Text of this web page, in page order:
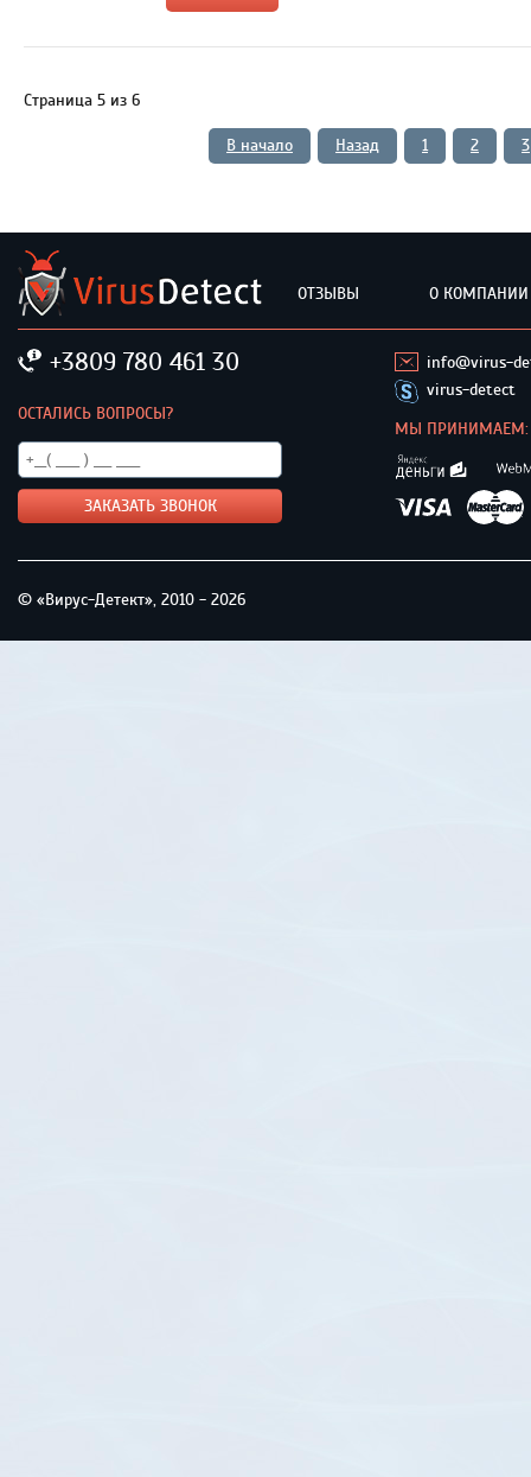
Страница 5 из 6
В начало Назад 1 2 3
ОТЗЫВЫ О КОМПАНИИ
+3809 780 461 30
ОСТАЛИСЬ ВОПРОСЫ?
info@virus-
virus-detect
МЫ ПРИНИМАЕМ:
© «Вирус-Детект», 2010 - 2026